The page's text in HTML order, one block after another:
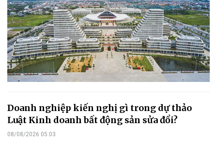
Doanh nghiệp kiến nghị gì trong dự thảo
Luật Kinh doanh bất động sản sửa đổi?
08/08/2026 05:03